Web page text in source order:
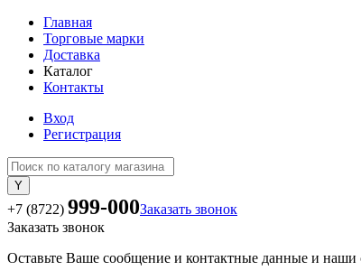
Главная
Торговые марки
Доставка
Каталог
Контакты
Вход
Регистрация
+7 (8722) 999-000Заказать звонок
Заказать звонок
Оставьте Ваше сообщение и контактные данные и